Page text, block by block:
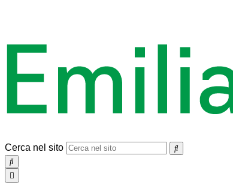
Cerca nel sito
SEARCH
Toggle
navigation